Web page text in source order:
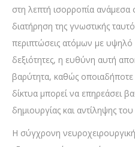
στη λεπτή ισορροπία ανάμεσα
διατήρηση της γνωστικής
περιπτώσεις ατόμων με υψηλό
δεξιότητες, η ευθύνη αυτή
βαρύτητα, καθώς
δίκτυα μπορεί να επηρεάσει
δημιουργίας και αντίληψης
Η σύγχρονη νευροχειρουργική